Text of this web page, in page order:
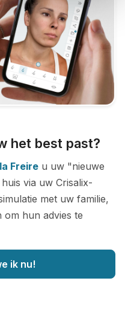
het best past?
Freire u uw "nieuwe
via uw Crisalix-
met uw familie,
hun advies te
ik nu!